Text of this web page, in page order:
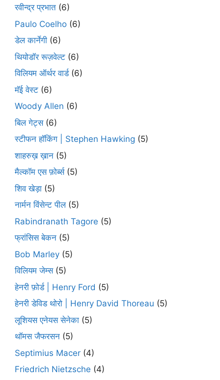
रवीन्द्र प्रभात (6)
Paulo Coelho (6)
डेल कार्नेगी (6)
थियोडॉर रूज़वेल्ट (6)
विलियम ऑर्थर वार्ड(6)
मॅई वेस्ट (6)
Woody Allen (6)
बिल गेट्स(6)
स्टीफन हॉकिंग | Stephen Hawking (5)
शाहरुख़ ख़ान (5)
मैल्कॉम एस फ़ोर्ब्स(5)
शिव खेड़ा (5)
नार्मन विंसेन्ट पील(5)
Rabindranath Tagore (5)
फ्रांसिस बेकन (5)
Bob Marley (5)
विलियम जेम्स(5)
हेनरी फ़ोर्ड | Henry Ford (5)
हेनरी डेविड थोरो | Henry David Thoreau (5)
लूशियस एनेयस सेनेका (5)
थॉमस जैफरसन (5)
Septimius Macer (4)
Friedrich Nietzsche (4)